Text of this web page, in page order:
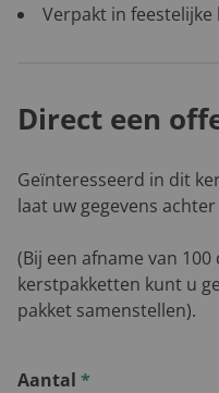
Verpakt in feestelijke
Direct een
Geïnteresseerd in dit
laat uw gegevens
(Bij een afname van
kerstpakketten kunt u
pakket samenstellen).
Aantal *